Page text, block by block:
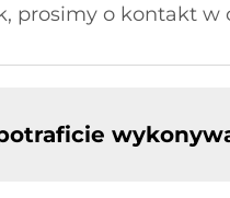
prosimy o kontakt w